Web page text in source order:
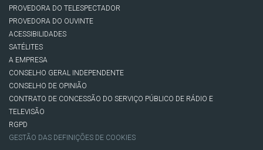
PROVEDORA DO TELESPECTADOR
PROVEDORA DO OUVINTE
ACESSIBILIDADES
SATÉLITES
A EMPRESA
CONSELHO GERAL INDEPENDENTE
CONSELHO DE OPINIÃO
CONTRATO DE CONCESSÃO DO SERVIÇO PÚBLICO DE RÁDIO E
TELEVISÃO
RGPD
GESTÃO DAS DEFINIÇÕES DE COOKIES